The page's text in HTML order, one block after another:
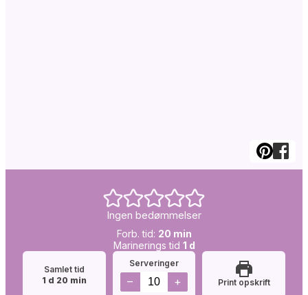
Ingen bedømmelser
Forb.
tid:
Forb. tid: 20minutter
min
Simretid:
Marinerings tid 1dag
d
Samlet tid
1dag
d 20minutter
min
Serveringer
– + Print opskrift